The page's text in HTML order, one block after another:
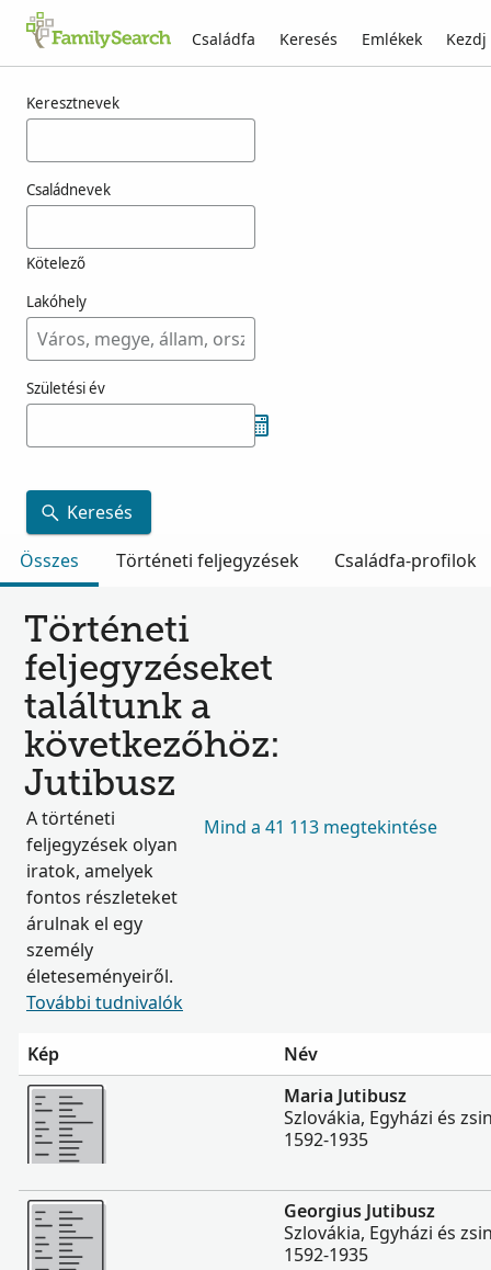
Családfa Keresés Emlékek
Keresztnevek
Családnevek
Kötelező
Lakóhely
Születési év
Keresés
Összes
Történeti feljegyzések Családfa-profilok
Történeti
feljegyzéseket
találtunk a
következőhöz:
Jutibusz
A történeti
feljegyzések olyan
iratok, amelyek
fontos részleteket
árulnak el egy
személy
életeseményeiről.
További tudnivalók
Mind a 41 113 megtekintése
Kép
Név
Több
Maria Jutibusz
Szlovákia, Egyházi és
1592-1935
Több
Georgius Jutibusz
Szlovákia, Egyházi és
1592-1935